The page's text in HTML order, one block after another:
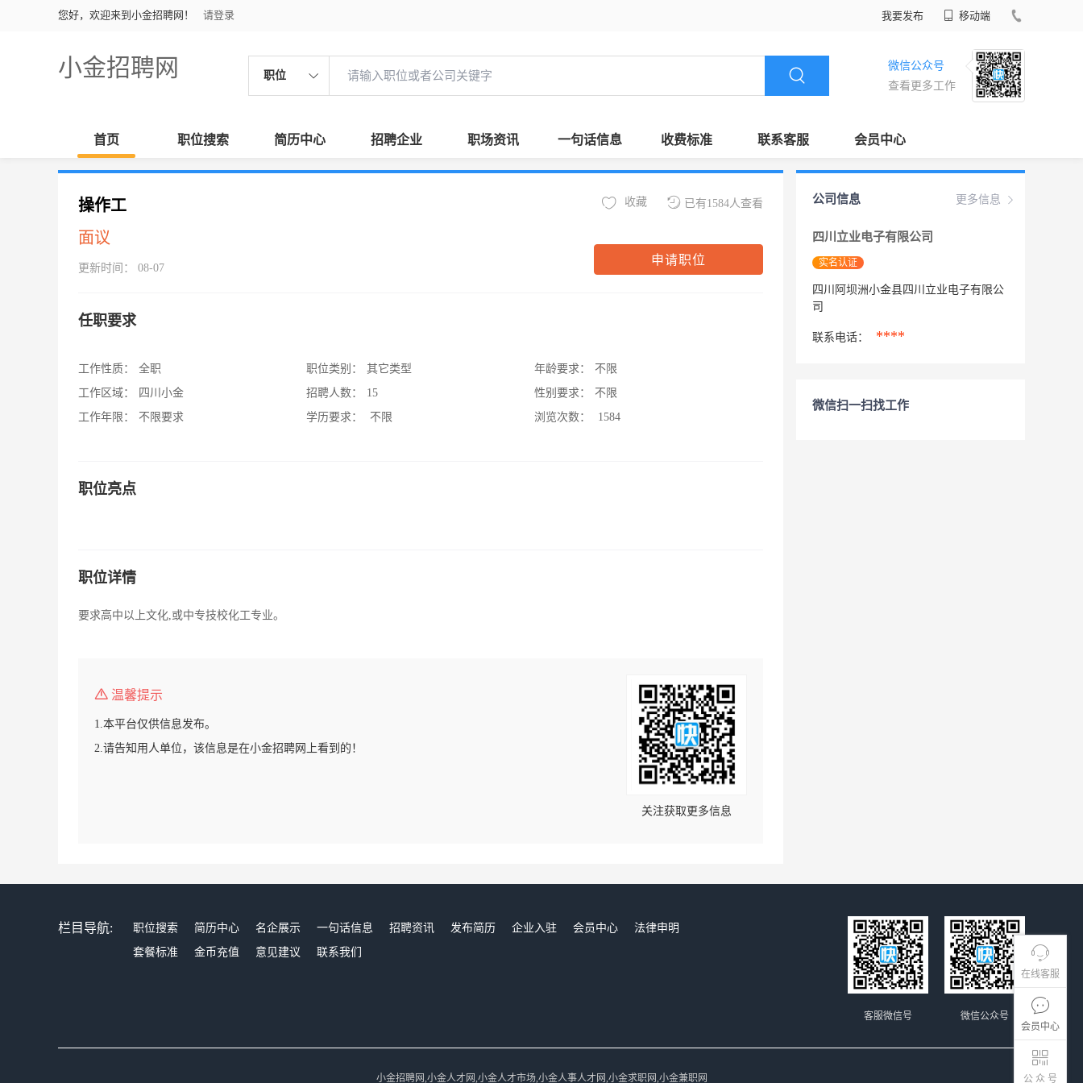
您好，欢迎来到小金招聘网！ 请登录 我要发布 移动端
小金招聘网 职位
微信公众号
查看更多工作
首页 职位搜索 简历中心 招聘企业 职场资讯 一句话信息 收费标准 联系客服 会员中心
在线客服
会员中心
公 众 号
操作工
面议
更新时间： 08-07
已有1584人查看
收藏
申请职位
任职要求
工作性质：
全职
工作区域：
四川小金
工作年限：
不限要求
职位类别：
其它类型
招聘人数：
15
学历要求：
不限
年龄要求：
不限
性别要求：
不限
浏览次数：
1584
职位亮点
职位详情
要求高中以上文化,或中专技校化工专业。
温馨提示
1.本平台仅供信息发布。
2.请告知用人单位，该信息是在小金招聘网上看到的！
关注获取更多信息
更多信息
公司信息
四川立业电子有限公司
实名认证
四川阿坝洲小金县四川立业电子有限公
司
联系电话： ****
微信扫一扫找工作
栏目导航: 职位搜索 简历中心 名企展示 一句话信息 招聘资讯 发布简历 企业入驻 会员中心
法律申明
套餐标准
金币充值 意见建议 联系我们
微信公众号
客服微信号
小金招聘网,小金人才网,小金人才市场,小金人事人才网,小金求职网,小金兼职网